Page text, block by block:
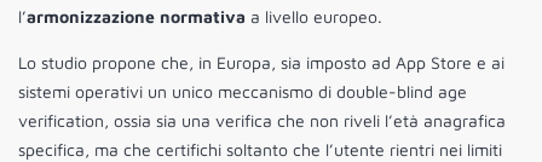
l’armonizzazione normativa a livello europeo.
Lo studio propone che, in Europa, sia imposto ad App Store e ai
sistemi operativi un unico meccanismo di double-blind age
verification, ossia sia una verifica che non riveli l’età anagrafica
specifica, ma che certifichi soltanto che l’utente rientri nei limiti